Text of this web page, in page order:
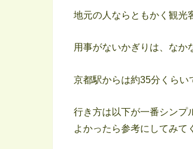
地元の人ならともかく観
用事がないかぎりは、なか
京都駅からは約35分くらい
行き方は以下が一番シンプ
よかったら参考にしてみて